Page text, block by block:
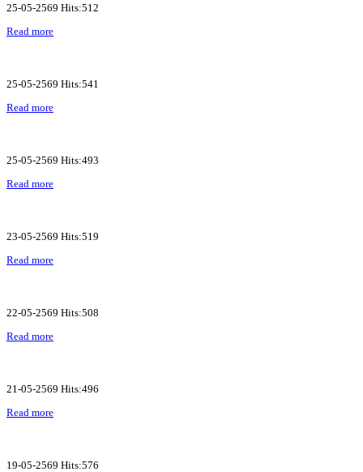
25-05-2569 Hits:512
Read more
25-05-2569 Hits:541
Read more
25-05-2569 Hits:493
Read more
23-05-2569 Hits:519
Read more
22-05-2569 Hits:508
Read more
21-05-2569 Hits:496
Read more
19-05-2569 Hits:576